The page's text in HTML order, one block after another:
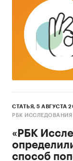
СТАТЬЯ, 5 АВГУСТА
РБК
«РБК
способ